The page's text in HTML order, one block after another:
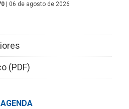
| 06 de agosto de 2026
(PDF)
AGENDA